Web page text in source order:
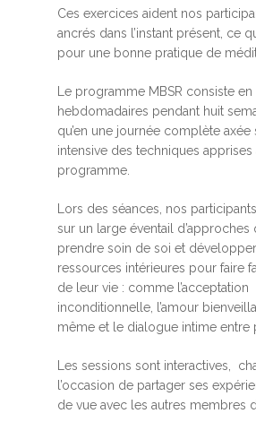
Ces exercices aident nos
ancrés dans l’instant présent, ce
pour une bonne pratique de
Le programme MBSR consiste
hebdomadaires pendant huit
qu’en une journée complète axée
intensive des techniques
programme.
Lors des séances, nos
sur un large éventail d’approches
prendre soin de soi et
ressources intérieures pour faire
de leur vie : comme l’acceptation
inconditionnelle, l’amour
même et le dialogue intime entre
Les sessions sont interactives,
l’occasion de partager ses
de vue avec les autres membres